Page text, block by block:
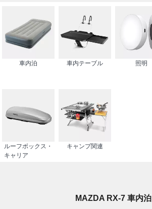
車内泊 車内テーブル 照明
ルーフボックス・
キャリア
キャンプ関連
MAZDA RX-7 車内泊